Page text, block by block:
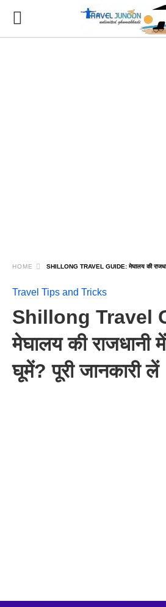
HOME SHILLONG TRAVEL GUIDE: मेघालय की
Travel Tips and Tricks
Shillong Travel
मेघालय की राजधानी
घूमें? पूरी जानकारी लें